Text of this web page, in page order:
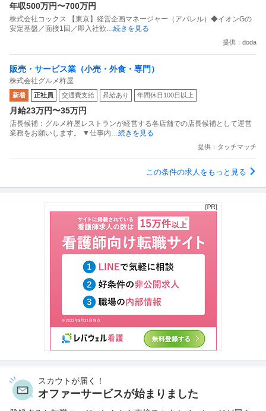
年収500万円〜700万円
株式会社コックス 【東京】経営企画マネージャー（アパレル）◆イオンGの
安定基盤／面接1回／即入社歓 …続きを見る
提供：doda
販売・サービス業（小売・外食・専門）
株式会社グルメ杵屋
新着 正社員 交通費支給 昇給あり 年間休日100日以上
月給23万円〜35万円
店長候補：グルメ杵屋レストランが経営する各店舗での店長候補として運営
業務をお願いします。 ▼仕事内 …続きを見る
提供：タッチマッチ
この条件の求人をもっと見る
スカウトが届く！
オファーサービスが始まりました